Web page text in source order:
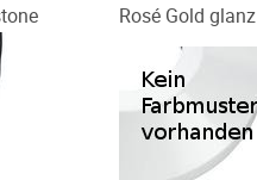
Rosé Gold glanz